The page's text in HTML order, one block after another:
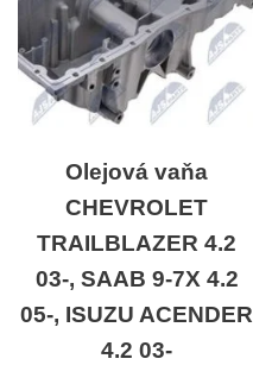
Olejová vaňa
CHEVROLET
TRAILBLAZER 4.2
03-, SAAB 9-7X 4.2
05-, ISUZU ACENDER
4.2 03-